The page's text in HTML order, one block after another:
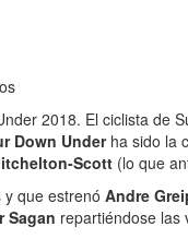
2018. El ciclista de
Down Underha sido la
Scott (lo que
que estrenó Andre
Sagan repartiéndose las